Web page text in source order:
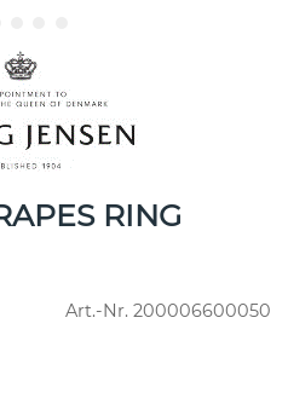
RING
Art.-Nr. 200006600050